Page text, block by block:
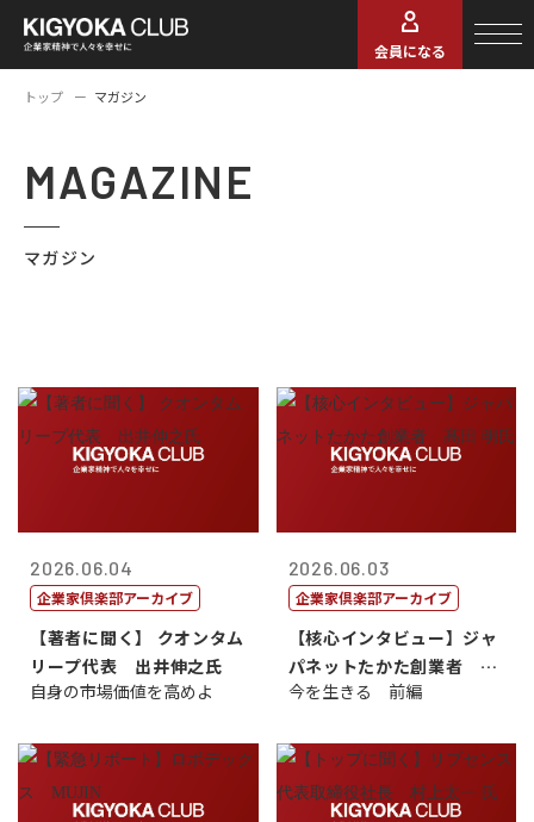
会員になる
トップ マガジン
MAGAZINE
マガジン
2026.06.04
企業家倶楽部アーカイブ
【著者に聞く】 クオンタム
リープ代表 出井伸之氏
自身の市場価値を高めよ
2026.06.03
企業家倶楽部アーカイブ
【核心インタビュー】ジャ
パネットたかた創業者 髙
田 明氏
今を生きる 前編